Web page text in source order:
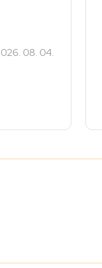
08. 04.